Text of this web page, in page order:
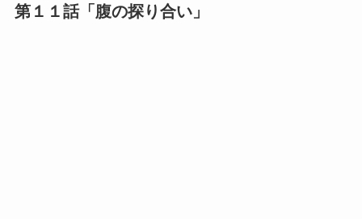
第１１話「腹の探り合い」